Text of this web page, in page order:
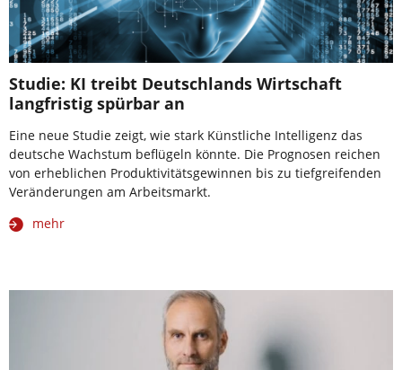
Studie: KI treibt Deutschlands Wirtschaft
langfristig spürbar an
Eine neue Studie zeigt, wie stark Künstliche Intelligenz das
deutsche Wachstum beflügeln könnte. Die Prognosen reichen
von erheblichen Produktivitätsgewinnen bis zu tiefgreifenden
Veränderungen am Arbeitsmarkt.
mehr